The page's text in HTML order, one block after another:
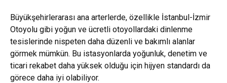
Büyükşehirlerarası ana arterlerde, özellikle İstanbul-İzmir
Otoyolu gibi yoğun ve ücretli otoyollardaki dinlenme
tesislerinde nispeten daha düzenli ve bakımlı alanlar
görmek mümkün. Bu istasyonlarda yoğunluk, denetim ve
ticari rekabet daha yüksek olduğu için hijyen standardı da
görece daha iyi olabiliyor.